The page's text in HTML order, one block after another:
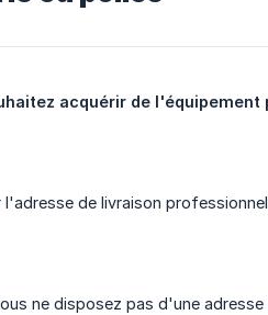
acquérir de l'équipement
de livraison
ne disposez pas d'une